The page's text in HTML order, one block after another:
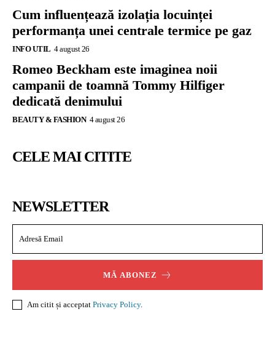
Cum influențează izolația locuinței
performanța unei centrale termice pe gaz
INFO UTIL 4 august 26
Romeo Beckham este imaginea noii
campanii de toamnă Tommy Hilfiger
dedicată denimului
BEAUTY & FASHION 4 august 26
CELE MAI CITITE
NEWSLETTER
MĂ ABONEZ
Am citit și acceptat Privacy Policy.